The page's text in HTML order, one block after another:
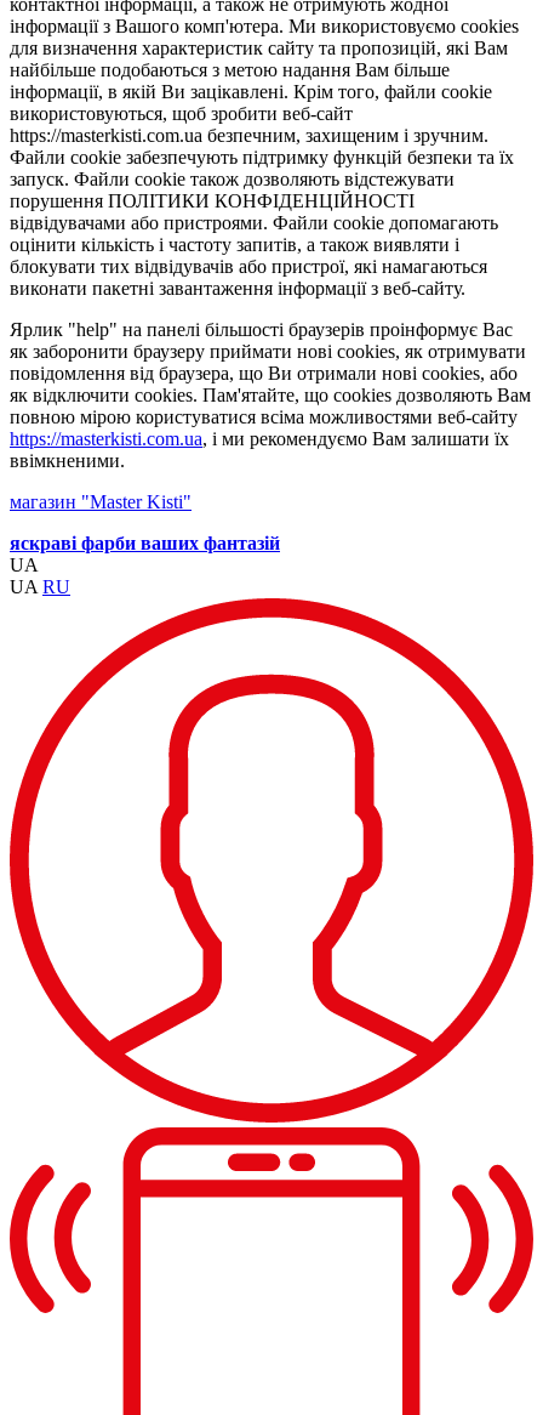
контактної інформації, а також не отримують жодної
інформації з Вашого комп'ютера. Ми використовуємо cookies
для визначення характеристик сайту та пропозицій, які Вам
найбільше подобаються з метою надання Вам більше
інформації, в якій Ви зацікавлені. Крім того, файли cookie
використовуються, щоб зробити веб-сайт
https://masterkisti.com.ua безпечним, захищеним і зручним.
Файли cookie забезпечують підтримку функцій безпеки та їх
запуск. Файли cookie також дозволяють відстежувати
порушення ПОЛІТИКИ КОНФІДЕНЦІЙНОСТІ
відвідувачами або пристроями. Файли cookie допомагають
оцінити кількість і частоту запитів, а також виявляти і
блокувати тих відвідувачів або пристрої, які намагаються
виконати пакетні завантаження інформації з веб-сайту.
Ярлик "help" на панелі більшості браузерів проінформує Вас
як заборонити браузеру приймати нові cookies, як отримувати
повідомлення від браузера, що Ви отримали нові cookies, або
як відключити cookies. Пам'ятайте, що cookies дозволяють Вам
повною мірою користуватися всіма можливостями веб-сайту
https://masterkisti.com.ua, і ми рекомендуємо Вам залишати їх
ввімкненими.
магазин "Master Kisti"
яскраві фарби ваших фантазій
UA
UA RU